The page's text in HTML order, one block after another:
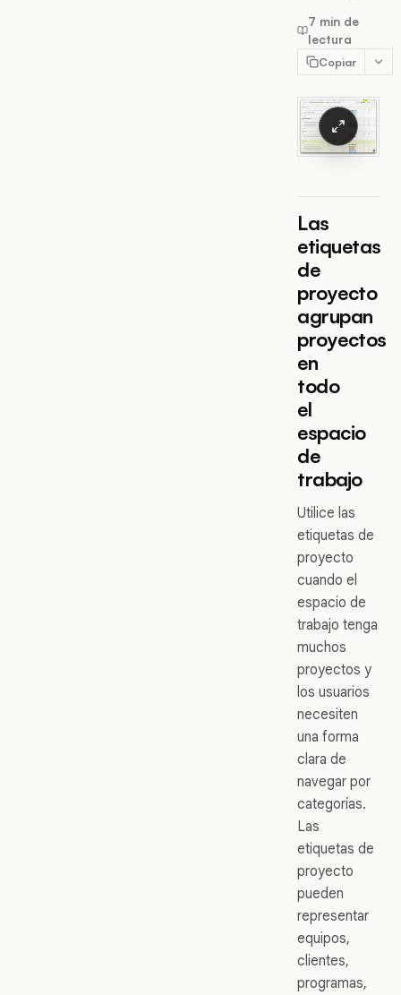
7 min de
lectura
Copiar
Las
etiquetas
de
proyecto
agrupan
proyectos
en
todo
el
espacio
de
trabajo
Utilice las
etiquetas de
proyecto
cuando el
espacio de
trabajo tenga
muchos
proyectos y
los usuarios
necesiten
una forma
clara de
navegar por
categorías.
Las
etiquetas de
proyecto
pueden
representar
equipos,
clientes,
programas,